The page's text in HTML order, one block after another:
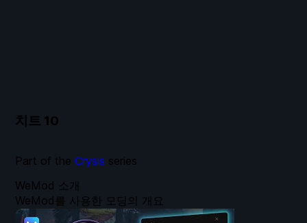
치트 10
WeMod 소개
WeMod를 사용한 모딩의 개요
Part of the Crysis series